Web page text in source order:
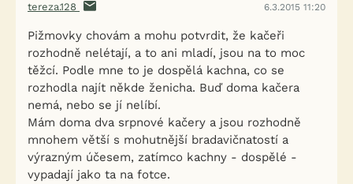
tereza.128 6.3.2015 11:20
Pižmovky chovám a mohu potvrdit, že kačeři
rozhodně nelétají, a to ani mladí, jsou na to moc
těžcí. Podle mne to je dospělá kachna, co se
rozhodla najít někde ženicha. Buď doma kačera
nemá, nebo se jí nelíbí.
Mám doma dva srpnové kačery a jsou rozhodně
mnohem větší s mohutnější bradavičnatostí a
výrazným účesem, zatímco kachny - dospělé -
vypadají jako ta na fotce.